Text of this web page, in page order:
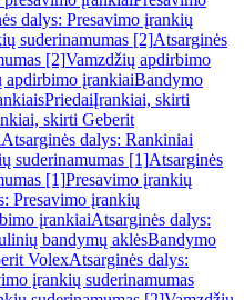
dalys: Presavimo įrankių
suderinamumas [2]Atsarginės
[2]Vamzdžių apdirbimo
apdirbimo įrankiaiBandymo
PriedaiĮrankiai, skirti
skirti Geberit
Atsarginės dalys: Rankiniai
suderinamumas [1]Atsarginės
[1]Presavimo įrankių
Presavimo įrankių
įrankiaiAtsarginės dalys:
bandymų aklėsBandymo
VolexAtsarginės dalys:
įrankių suderinamumas